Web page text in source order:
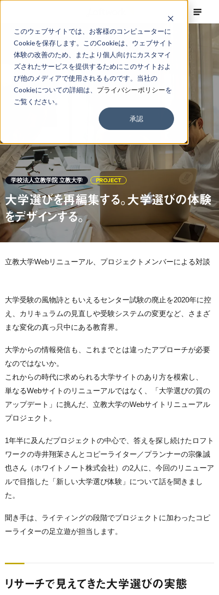
このウェブサイトでは、お客様のコンピューターに
Cookieを保存します。このCookieは、ウェブサイト
体験の改善のため、またより個人向けにカスタマイ
ズされたサービスを提供するためにこのサイトおよ
び他のメディアで使用されるものです。当社の
Cookieについての詳細は、 プライバシーポリシーを
ご覧ください。
承認
学校法人立教学院 立教大学 PROJECT
大学選びを再編集する。大学選びの体験
をデザインする。
立教大学Webリニューアル、プロジェクトメンバーによる対談
大学受験の風物詩ともいえるセンター試験の廃止を2020年に控
え、カリキュラムの見直しや受験システムの変更など、さまざ
まな変化の真っ只中にある教育界。
大学からの情報発信も、これまでとは違ったアプローチが必要
なのではないか。
これからの時代に求められる大学サイトのあり方を模索し、
単なるWebサイトのリニューアルではなく、「大学選びの質の
アップデート」に挑んだ、立教大学のWebサイトリニューアル
プロジェクト。
1年半に及んだプロジェクトの中心で、答えを探し続けたロフト
ワークの寺井翔茉さんとコピーライター／プランナーの宗像誠
也さん（ホワイトノート株式会社）の2人に、今回のリニューア
ルで目指した「新しい大学選び体験」について話を聞きまし
た。
聞き手は、ライティングの段階でプロジェクトに加わったコピ
ーライターの足立遊が担当します。
リサーチで見えてきた大学選びの実態